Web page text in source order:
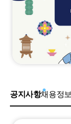
공지사항채용정보